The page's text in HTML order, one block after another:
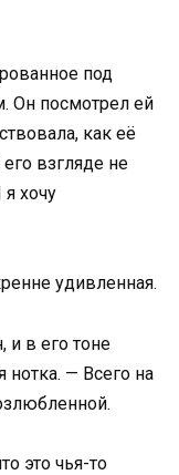
под
Он посмотрел ей
как её
взгляде не
хочу
удивленная.
и в его тоне
нотка. — Всего на
это чья-то